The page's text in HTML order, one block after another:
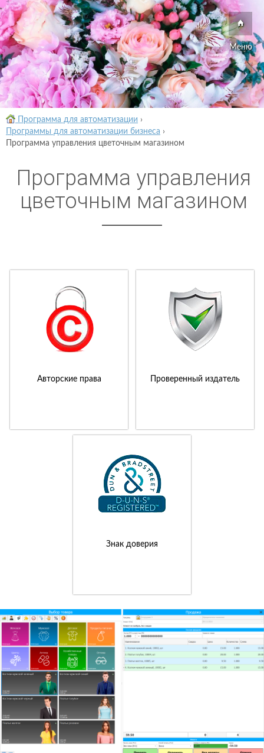
Меню
Программа для автоматизации ›
Программы для автоматизации бизнеса ›
Программа управления цветочным магазином
Программа управления
цветочным магазином
Авторские права Проверенный издатель
Знак доверия